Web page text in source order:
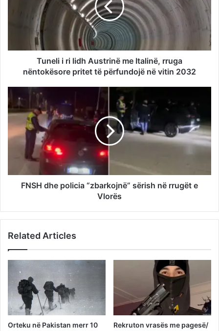
Tuneli i ri lidh Austrinë me Italinë, rruga
nëntokësore pritet të përfundojë në vitin 2032
FNSH dhe policia “zbarkojnë” sërish në rrugët e
Vlorës
Related Articles
Orteku në Pakistan merr 10
Rekruton vrasës me pagesë/